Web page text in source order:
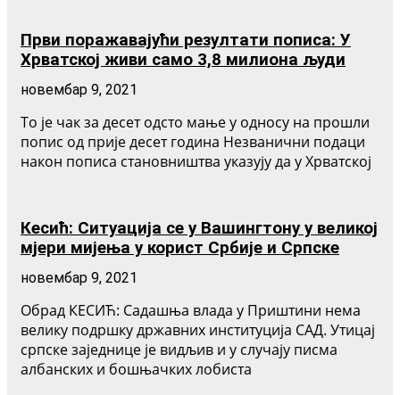
Први поражавајући резултати пописа: У
Хрватској живи само 3,8 милиона људи
новембар 9, 2021
То је чак за десет одсто мање у односу на прошли
попис од прије десет година Незванични подаци
након пописа становништва указују да у Хрватској
Кесић: Ситуација се у Вашингтону у великој
мјери мијења у корист Србије и Српске
новембар 9, 2021
Обрад КЕСИЋ: Садашња влада у Приштини нема
велику подршку државних институција САД. Утицај
српске заједнице је видљив и у случају писма
албанских и бошњачких лобиста